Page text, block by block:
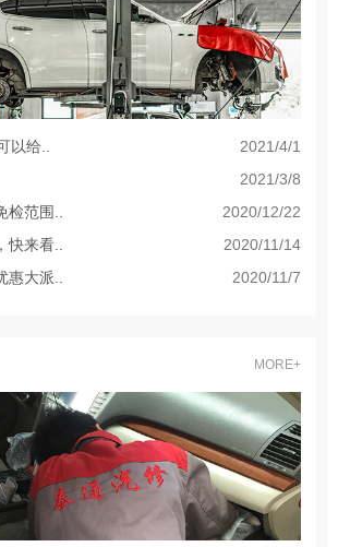
2021/4/1
以给..
2021/3/8
2020/12/22
检范围..
2020/11/14
快来看..
2020/11/7
惠大派..
MORE+